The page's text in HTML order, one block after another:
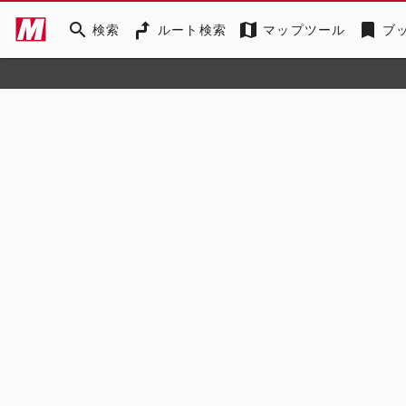
search 検索 ルート検索 map マップツール bookmark ブ